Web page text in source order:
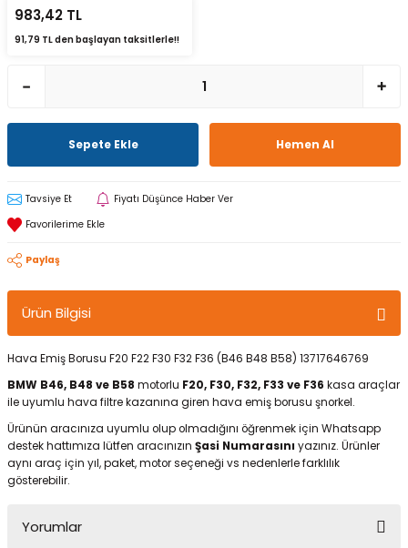
983,42 TL
91,79 TL den başlayan taksitlerle!!
Sepete Ekle Hemen Al
Tavsiye Et Fiyatı Düşünce Haber Ver
Paylaş
Ürün Bilgisi
Hava Emiş Borusu F20 F22 F30 F32 F36 (B46 B48 B58) 13717646769
BMW B46, B48 ve B58 motorlu F20, F30, F32, F33 ve F36 kasa araçlar
ile uyumlu hava filtre kazanına giren hava emiş borusu şnorkel.
Ürünün aracınıza uyumlu olup olmadığını öğrenmek için Whatsapp
destek hattımıza lütfen aracınızın Şasi Numarasını yazınız. Ürünler
aynı araç için yıl, paket, motor seçeneği vs nedenlerle farklılık
gösterebilir.
Yorumlar